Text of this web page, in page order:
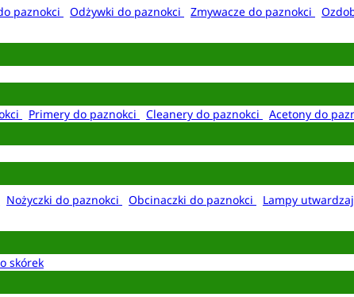
paznokci Odżywki do paznokci Zmywacze do paznokci
Primery do paznokci Cleanery do paznokci
Acetony do
Nożyczki do paznokci Obcinaczki do paznokci Lampy
skórek